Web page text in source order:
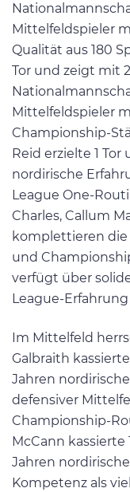
Mittelfeldspieler
Qualität aus 180
Tor und zeigt mit
Mittelfeldspieler
Championship-
Reid erzielte 1
nordirische
League One-
Charles, Callum
komplettieren
und
verfügt über
League-
Im Mittelfeld
Galbraith
Jahren
defensiver
Championship-
McCann
Jahren
Kompetenz als